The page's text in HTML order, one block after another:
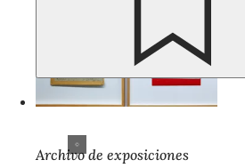
Archivo de exposiciones